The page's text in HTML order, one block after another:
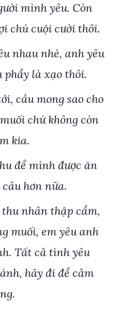
mình yêu. Còn
chú cuội cười thôi.
nhau nhé, anh yêu
phẩy là xạo thôi.
cầu mong sao cho
chứ không còn
kia.
để mình được ăn
hơn nữa.
nhân thập cẩm,
muối, em yêu anh
Tất cả tình yêu
hãy đi để cảm